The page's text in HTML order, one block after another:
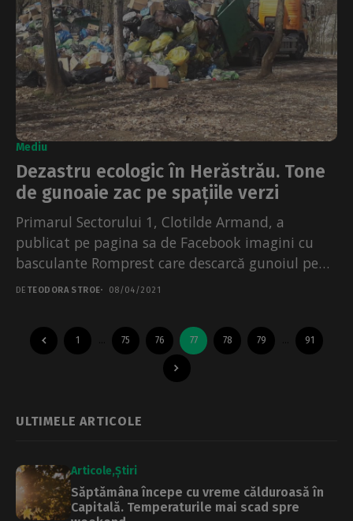
Mediu
Dezastru ecologic în Herăstrău. Tone
de gunoaie zac pe spațiile verzi
Primarul Sectorului 1, Clotilde Armand, a
publicat pe pagina sa de Facebook imagini cu
basculante Romprest care descarcă gunoiul pe
spațiul verde din...
DE TEODORA STROE 08/04/2021
1 75 76 77 78 79 91
ULTIMELE ARTICOLE
Articole Știri
Săptămâna începe cu vreme călduroasă în
Capitală. Temperaturile mai scad spre